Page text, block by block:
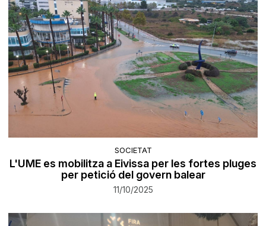
SOCIETAT
L'UME es mobilitza a Eivissa per les fortes pluges
per petició del govern balear
11/10/2025